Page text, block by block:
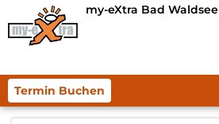
my-eXtra Bad Waldsee
Termin Buchen